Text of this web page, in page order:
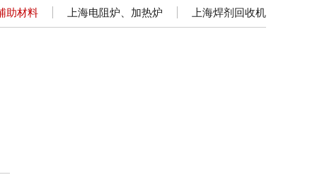
助材料 上海电阻炉、加热炉 上海焊剂回收机